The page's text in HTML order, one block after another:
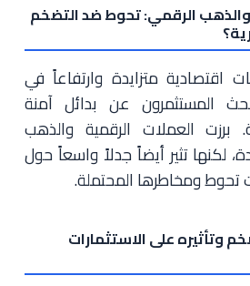
والذهب الرقمي: تحوط ضد التضخم
اقتصادية متزايدة وارتفاعاً في
المستثمرون عن بدائل آمنة
برزت العملات الرقمية والذهب
لكنها تثير أيضاً جدلاً واسعاً حول
تحوط ومخاطرها المحتملة.
وتأثيره على الاستثمارات